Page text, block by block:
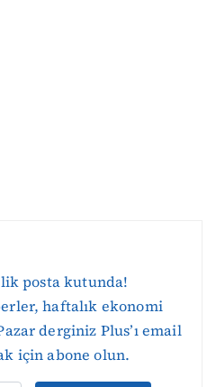
posta kutunda!
haftalık ekonomi
derginiz Plus’ı email
için abone olun.